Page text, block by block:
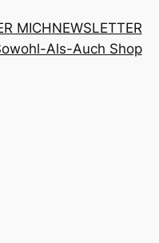
MICHNEWSLETTER
Als-Auch Shop